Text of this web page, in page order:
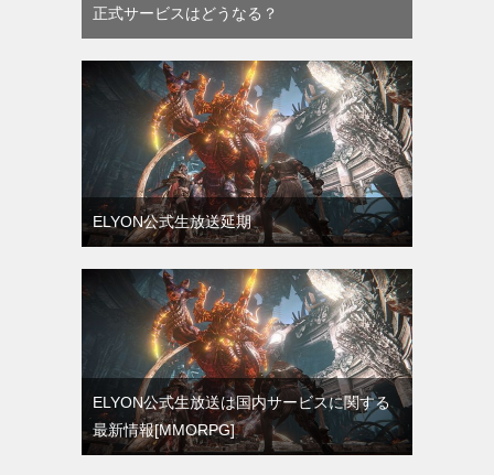
正式サービスはどうなる？
ELYON公式生放送延期
ELYON公式生放送は国内サービスに関する
最新情報[MMORPG]